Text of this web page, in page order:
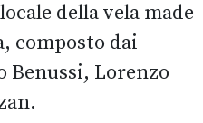
della vela made
composto dai
Benussi, Lorenzo